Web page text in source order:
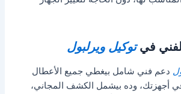
فيتوكيل ويرلبول
دعم فني شامل بيغطي جميع الأعطال
أجهزتك، وده بيشمل الكشف المجاني،